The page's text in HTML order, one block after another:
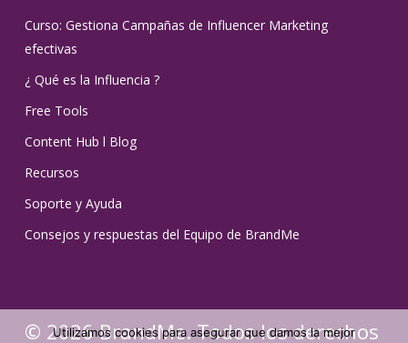
Curso: Gestiona Campañas de Influencer Marketing
efectivas
¿ Qué es la Influencia ?
Free Tools
Content Hub l Blog
Recursos
Soporte y Ayuda
Consejos y respuestas del Equipo de BrandMe
© 2026 BrandMe. Todos los derechos
Utilizamos cookies para asegurar que damos la mejor